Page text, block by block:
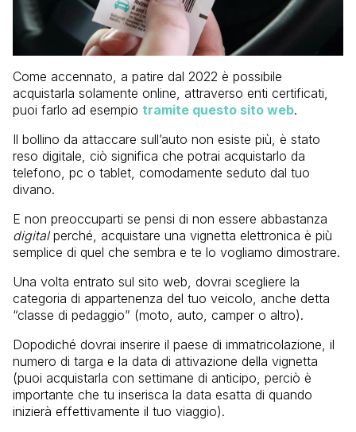
Come accennato, a patire dal 2022 è possibile
acquistarla solamente online, attraverso enti certificati,
puoi farlo ad esempio tramite questo sito web.
Il bollino da attaccare sull’auto non esiste più, è stato
reso digitale, ciò significa che potrai acquistarlo da
telefono, pc o tablet, comodamente seduto dal tuo
divano.
E non preoccuparti se pensi di non essere abbastanza
digitalperché, acquistare una vignetta elettronica è più
semplice di quel che sembra e te lo vogliamo dimostrare.
Una volta entrato sul sito web, dovrai scegliere la
categoria di appartenenza del tuo veicolo, anche detta
“classe di pedaggio” (moto, auto, camper o altro).
Dopodiché dovrai inserire il paese di immatricolazione, il
numero di targa e la data di attivazione della vignetta
(puoi acquistarla con settimane di anticipo, perciò è
importante che tu inserisca la data esatta di quando
inizierà effettivamente il tuo viaggio).